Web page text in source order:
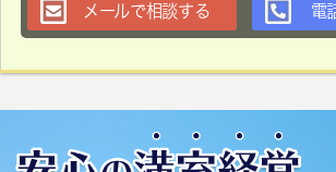
メールで相談する 電